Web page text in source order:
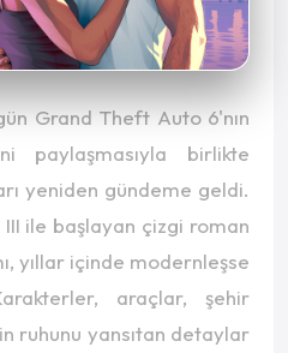
Grand Theft Auto 6'nın
paylaşmasıyla birlikte
yeniden gündeme geldi.
III ile başlayan çizgi roman
yıllar içinde modernleşse
araçlar, şehir
ruhunu yansıtan detaylar